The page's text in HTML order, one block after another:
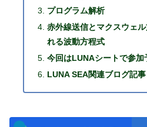
プログラム解析
赤外線送信とマクスウェ
れる波動方程式
今回はLUNAシートで参加
LUNA SEA関連ブログ記事